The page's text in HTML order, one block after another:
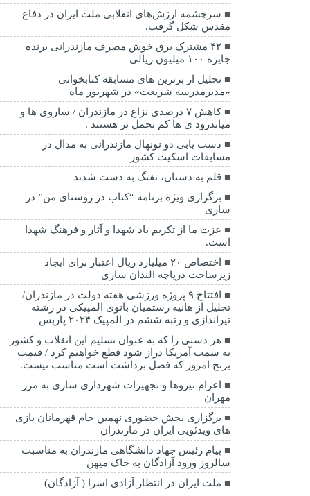
سرچشمه ارزش‌های انقلابی ملت ایران در دفاع
مقدس شکل گرفت.
۴۲ مشترک برق خوش مصرف مازندرانی برنده
جایزه ۱۰۰ میلیون ریالی
تجلیل از برترین های مسابقه کتابخوانی
«مدیرمدرسه شریعت» در شهریور ماه
کاهش ۷ درصدی نزاع در مازندران / ساروی ها و
میاندرود ی ها کم تحمل تر هستند‌ .
دست یابی دو نونهال مازندرانی به مدال در
مسابقات اسکیت کشور
قلم به دستان، تفنگ به دست شدند
برگزاری ویژه برنامه “کتاب در روستای من” در
ساری
عزت ما از تکریم یاد شهدا و آثار و فرهنگ شهدا
است.
اختصاص ۲۰ میلیارد ریال اعتبار برای ایجاد
زیرساخت دریاچه الندان ساری
افتتاح ۹ پروژه ورزشی هفته دولت در مازندران/
تجلیل از هانیه رستمیان بانوی المپیکی در رشته
تیراندازی و رتبه ششم در المپیک ۲۰۲۴ پاربس
هر دستی را که به عنوان تسلیم این انقلاب و کشور
به سمت آمريکا دراز شود قطع خواهیم کرد / قیمت
برنج امروز که فصل برداشت است مناسب نیست.
اعزام نیروها و تجهیزات شهرداری ساری به مرز
مهران
برگزاری بخش حضوری نهمین جام قهرمانان بازی
های ویدئویی ایران در مازندران
پیام رئیس جهاد دانشگاهی مازندران به مناسبت
سالروز ورود آزادگان به خاک میهن
ملت ایران در انتظار آزادی اسرا ( آزادگان)